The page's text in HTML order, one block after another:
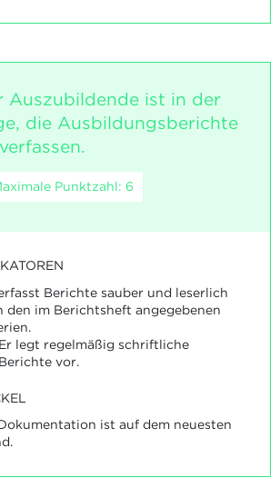
Auszubildende ist in der
die Ausbildungsberichte
Punktzahl: 6
Berichte sauber und leserlich
den im Berichtsheft angegebenen
Er legt regelmäßig schriftliche
Berichte vor.
ist auf dem neuesten